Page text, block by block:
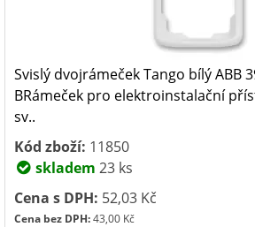
Svislý dvojrámeček Tango bílý ABB
BRámeček pro elektroinstalační
sv..
Kód zboží: 11850
skladem 23 ks
Cena s DPH: 52,03 Kč
Cena bez DPH:43,00 Kč